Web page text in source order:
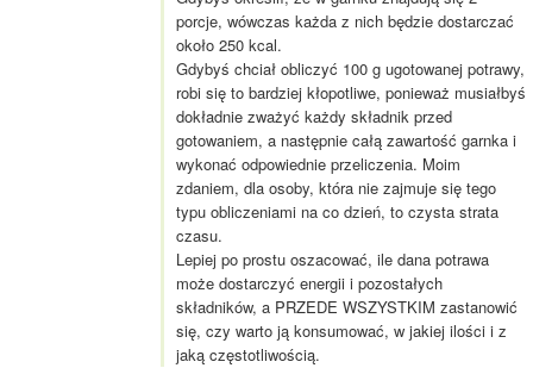
porcje, wówczas każda z nich będzie dostarczać
około 250 kcal.
Gdybyś chciał obliczyć 100 g ugotowanej potrawy,
robi się to bardziej kłopotliwe, ponieważ musiałbyś
dokładnie zważyć każdy składnik przed
gotowaniem, a następnie całą zawartość garnka i
wykonać odpowiednie przeliczenia. Moim
zdaniem, dla osoby, która nie zajmuje się tego
typu obliczeniami na co dzień, to czysta strata
czasu.
Lepiej po prostu oszacować, ile dana potrawa
może dostarczyć energii i pozostałych
składników, a PRZEDE WSZYSTKIM zastanowić
się, czy warto ją konsumować, w jakiej ilości i z
jaką częstotliwością.